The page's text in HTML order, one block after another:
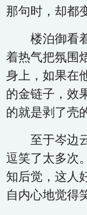
那句时，却都
楼泊御看着
着热气把氛围
身上，如果在
的金链子，效
的就是剥了壳
至于岑边云
逗笑了太多次
知后觉，这人
自内心地觉得